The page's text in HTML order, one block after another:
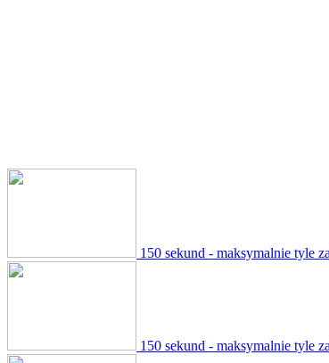
150 sekund - maksymalnie tyle
150 sekund - maksymalnie tyle